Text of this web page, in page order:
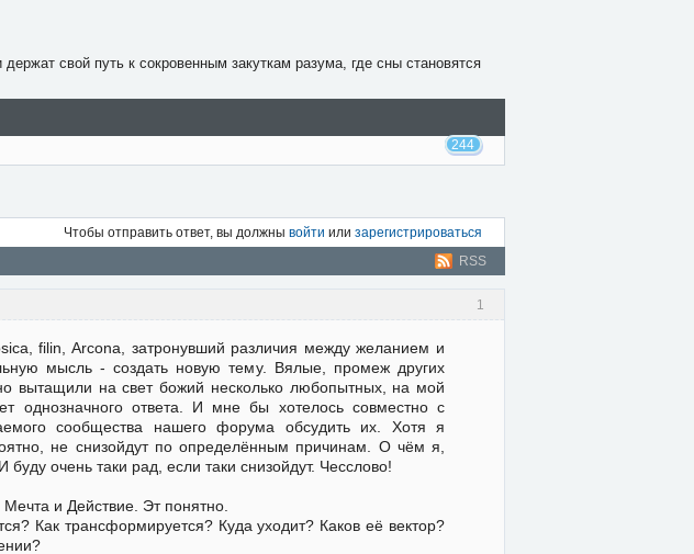
свой путь к сокровенным закуткам разума, где сны становятся
244
Чтобы отправить ответ, вы должны войти или зарегистрироваться
RSS
1
filin, Arcona, затронувший различия между желанием и
мысль - создать новую тему. Вялые, промеж других
вытащили на свет божий несколько любопытных, на мой
однозначного ответа. И мне бы хотелось совместно с
сообщества нашего форума обсудить их. Хотя я
не снизойдут по определённым причинам. О чём я,
очень таки рад, если таки снизойдут. Чесслово!
и Действие. Эт понятно.
Как трансформируется? Куда уходит? Каков её вектор?